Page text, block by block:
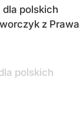
polskich
z Prawa
polskich